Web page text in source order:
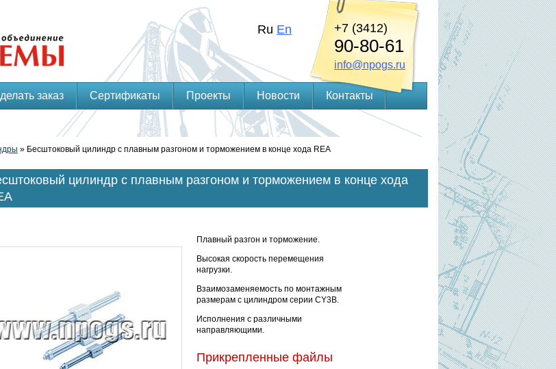
заказ Сертификаты Проекты Новости Контакты
Ru En +7 (3412)
90-80-61
info@npogs.ru
» Бесштоковый цилиндр с плавным разгоном и торможением в конце хода REA
цилиндр с плавным разгоном и торможением в конце хода
Плавный разгон и торможение.
Высокая скорость перемещения
нагрузки.
Взаимозаменяемость по монтажным
размерам с цилиндром серии CY3B.
Исполнения с различными
направляющими.
Прикрепленные файлы